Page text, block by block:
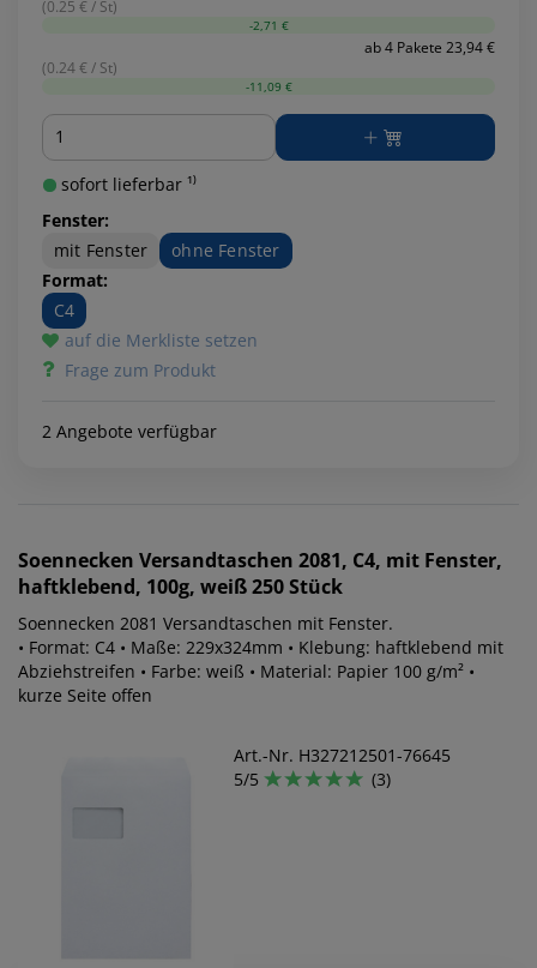
(0.25 € / St)
-2,71 €
ab 4 Pakete 23,94 €
(0.24 € / St)
-11,09 €
Menge
sofort lieferbar ¹⁾
Fenster:
mit Fenster
ohne Fenster
Format:
C4
auf die Merkliste setzen
Frage zum Produkt
2 Angebote verfügbar
Soennecken Versandtaschen 2081, C4, mit Fenster,
haftklebend, 100g, weiß 250 Stück
Soennecken 2081 Versandtaschen mit Fenster.
• Format: C4 • Maße: 229x324mm • Klebung: haftklebend mit
Abziehstreifen • Farbe: weiß • Material: Papier 100 g/m² •
kurze Seite offen
Art.-Nr. H327212501-76645
5/5
(3)